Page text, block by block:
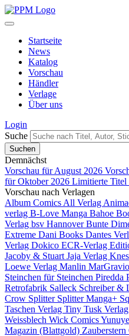
Startseite
News
Katalog
Vorschau
Händler
Verlage
Über uns
Login
Suche
Demnächst
Vorschau für August 2026
für Oktober 2026 Limitierte Titel
Vorschau nach Verlagen
Album Comics All Verlag
verlag B-Love Manga Bahoe
Verlag bsv HannoverBunte
Extreme Dani Books Dantes
Verlag Dokico ECR-Verlag
Jacoby & Stuart Jaja Verlag
Loewe Verlag Manlin MarGravio
Steinchen für Steinchen Piredda
Retrofabrik Salleck Schreiber &
Crow Splitter Splitter Manga+
Taschen Verlag Tiny Tusk Verlag
Weissblech Wick Comics
Magazin (Blattgold)